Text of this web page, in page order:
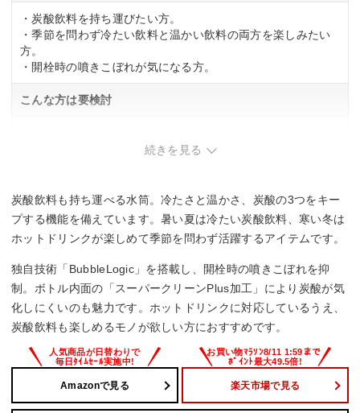
・炭酸飲料を持ち運びたい方。
・季節を問わず冷たい飲料と温かい飲料の両方を楽しみたい
方。
・開栓時の噴きこぼれが気になる方。
こんな方は要検討
続きを見る
炭酸飲料も持ち運べる水筒。冷たさと温かさ、炭酸の3つをキー
プする機能を備えています。暑い夏は冷たい炭酸飲料、寒い冬は
ホットドリンクが楽しめて季節を問わず活躍するアイテムです。
独自技術「BubbleLogic」を搭載し、開栓時の噴きこぼれを抑
制。ボトル内面の「スーパークリーンPlus加工」により炭酸が気
化しにくいのも魅力です。ホットドリンクに対応しているうえ、
炭酸飲料も楽しめるモノが欲しい方におすすめです。
Amazonで見る 楽天市場で見る